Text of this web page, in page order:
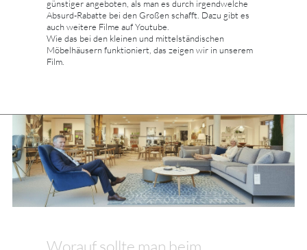
günstiger angeboten, als man es durch irgendwelche
Absurd-Rabatte bei den Großen schafft. Dazu gibt es
auch weitere Filme auf Youtube.
Wie das bei den kleinen und mittelständischen
Möbelhäusern funktioniert, das zeigen wir in unserem
Film.
Worauf sollte man beim